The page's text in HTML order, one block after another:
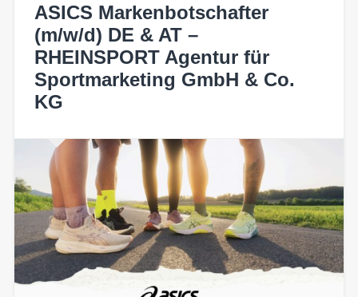
ASICS Markenbotschafter
(m/w/d) DE & AT –
RHEINSPORT Agentur für
Sportmarketing GmbH & Co.
KG